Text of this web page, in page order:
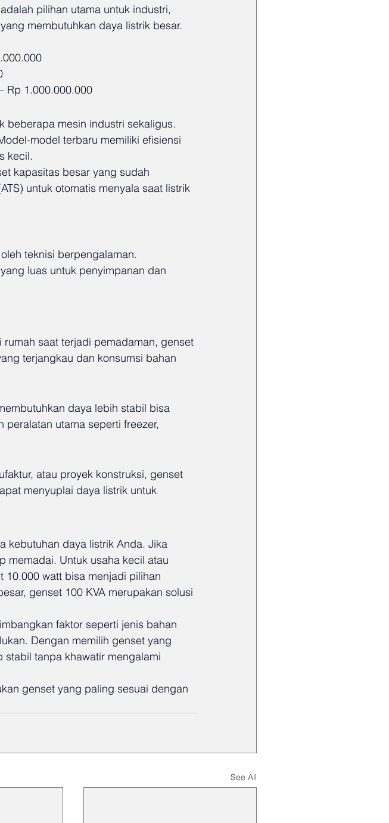
pilihan utama untuk industri,
membutuhkan daya listrik besar.
Rp 1.000.000.000
beberapa mesin industri sekaligus.
model terbaru memiliki efisiensi
kecil.
kapasitas besar yang sudah
untuk otomatis menyala saat listrik
teknisi berpengalaman.
luas untuk penyimpanan dan
saat terjadi pemadaman, genset
terjangkau dan konsumsi bahan
daya lebih stabil bisa
utama seperti freezer,
atau proyek konstruksi, genset
menyuplai daya listrik untuk
kebutuhan daya listrik Anda. Jika
memadai. Untuk usaha kecil atau
10.000 watt bisa menjadi pilihan
genset 100 KVA merupakan solusi
faktor seperti jenis bahan
Dengan memilih genset yang
tanpa khawatir mengalami
genset yang paling sesuai dengan
See All